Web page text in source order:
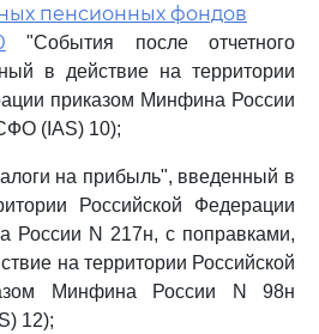
пенсионных фондов
"События после отчетного
в действие на территории
приказом Минфина России
(IAS) 10);
на прибыль", введенный в
Российской Федерации
России N 217н, с поправками,
на территории Российской
Минфина России N 98н
12);